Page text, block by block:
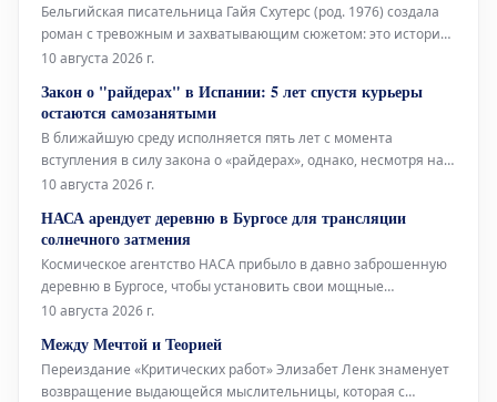
Бельгийская писательница Гайя Схутерс (род. 1976) создала
роман с тревожным и захватывающим сюжетом: это история
Хантера Уайта, богатого американского охотника, которому во
необычную добычу. Роман «Трофей» стал международным
успехом, получил спе
10 августа 2026 г.
Закон о "райдерах" в Испании: 5 лет спустя курьеры
остаются самозанятыми
В ближайшую среду исполняется пять лет с момента
вступления в силу закона о «райдерах», однако, несмотря на
это, по улицам всё ещё ездят курьеры, работающие как
модель наёмных сотрудников не ранее конца текущего года.
Glovo потребовалос
10 августа 2026 г.
НАСА арендует деревню в Бургосе для трансляции
солнечного затмения
Космическое агентство НАСА прибыло в давно заброшенную
деревню в Бургосе, чтобы установить свои мощные
телескопы. С их помощью 12 августа 2026 года будет
10 миллионов человек. Деревня, под названием
Вильялибадо, расположена
10 августа 2026 г.
Между Мечтой и Теорией
Переиздание «Критических работ» Элизабет Ленк знаменует
возвращение выдающейся мыслительницы, которая с